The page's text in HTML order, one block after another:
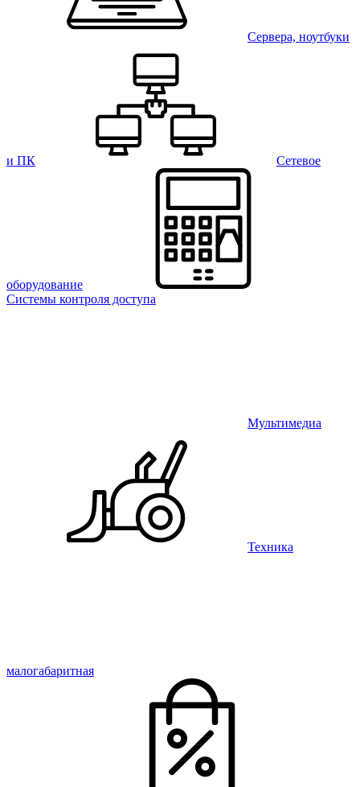
Сервера, ноутбуки
и ПК Сетевое
оборудование
Системы контроля доступа
Мультимедиа
Техника
малогабаритная